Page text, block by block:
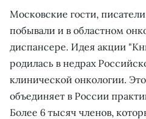
Московские гости,
побывали и в областном
диспансере. Идея акции
родилась в недрах
клинической онкологии.
объединяет в России
Более 6 тысяч членов,